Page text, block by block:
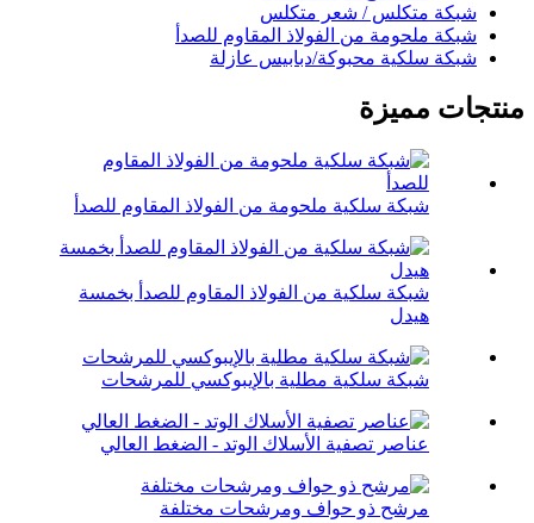
شبكة متكلس / شعر متكلس
شبكة ملحومة من الفولاذ المقاوم للصدأ
شبكة سلكية محبوكة/دبابيس عازلة
منتجات مميزة
شبكة سلكية ملحومة من الفولاذ المقاوم للصدأ
شبكة سلكية من الفولاذ المقاوم للصدأ بخمسة
هيدل
شبكة سلكية مطلية بالإيبوكسي للمرشحات
عناصر تصفية الأسلاك الوتد - الضغط العالي
مرشح ذو حواف ومرشحات مختلفة